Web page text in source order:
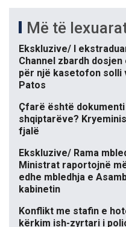
Më të
Ekskluzive/ I
Channel zbardh
për një kasetofon solli
Patos
Çfarë është dokumenti
shqiptarëve?
fjalë
Ekskluzive/ Rama
Ministrat raportojnë
edhe mbledhja e
kabinetin
Konflikt me stafin e
kërkim ish-zyrtari i